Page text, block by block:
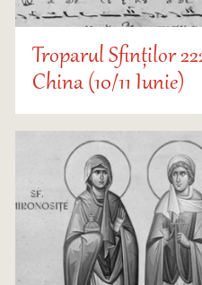
Troparul Sfinților
China (10/11 Iunie)